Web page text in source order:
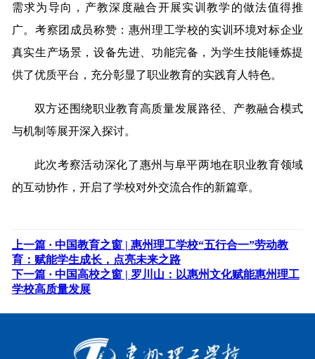
需求为导向，产教深度融合开展实训教学的做法值得推
广。考察团成员称赞：惠州理工学校的实训环境对标企业
真实生产场景，设备先进、功能完备，为学生技能锤炼提
供了优质平台，充分彰显了职业教育的实践育人特色。
双方还围绕职业教育高质量发展路径、产教融合模式
与机制等展开深入探讨。
此次考察活动深化了惠州与阜平两地在职业教育领域
的互动协作，开启了学校对外交流合作的新篇章。
上一篇 · 中国教育之窗 | 惠州理工学校“五行合一”劳动教
育：赋能学生成长，点亮未来之路
下一篇 · 中国高校之窗 | 罗川山：以惠州文化赋能惠州理工
学校高质量发展